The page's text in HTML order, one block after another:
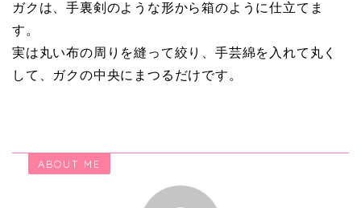
ガクは、手裏剣のような形から箱のように仕立てま
す。
実は丸い布の周りを縫って絞り、手芸綿を入れて丸く
して、ガクの中央にまつるだけです。
ABOUT ME